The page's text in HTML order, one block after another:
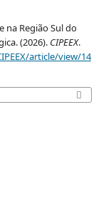
na Região Sul do
(2026). CIPEEX.
article/view/14